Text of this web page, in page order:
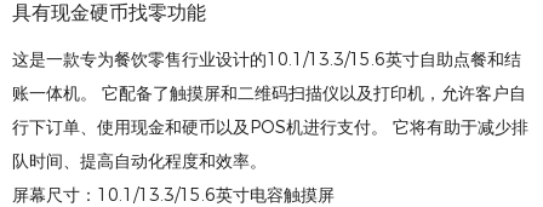
具有现金硬币找零功能
这是一款专为餐饮零售行业设计的10.1/13.3/15.6英寸自助点餐和结
账一体机。 它配备了触摸屏和二维码扫描仪以及打印机，允许客户自
行下订单、使用现金和硬币以及POS机进行支付。 它将有助于减少排
队时间、提高自动化程度和效率。
屏幕尺寸：10.1/13.3/15.6英寸电容触摸屏